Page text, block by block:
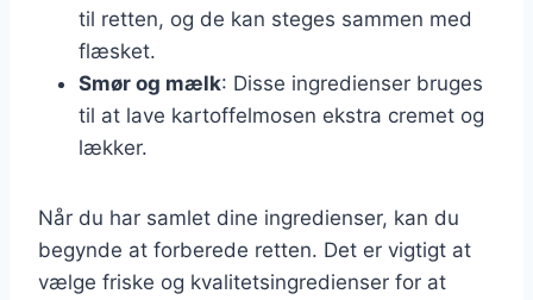
til retten, og de kan steges sammen med
flæsket.
Smør og mælk: Disse ingredienser bruges
til at lave kartoffelmosen ekstra cremet og
lækker.
Når du har samlet dine ingredienser, kan du
begynde at forberede retten. Det er vigtigt at
vælge friske og kvalitetsingredienser for at